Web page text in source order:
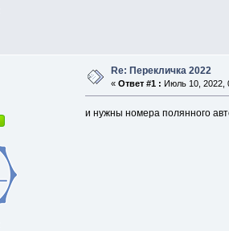
Re: Перекличка 2022
« Ответ #1 : Июль 10, 2022,
и нужны номера полянного